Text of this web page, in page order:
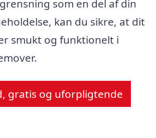
som en del af din
kan du sikre, at dit
smukt og funktionelt i
gratis og uforpligtende